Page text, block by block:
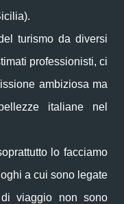
turismo da diversi
professionisti, ci
ambiziosa ma
italiane nel
lo facciamo
a cui sono legate
viaggio non sono